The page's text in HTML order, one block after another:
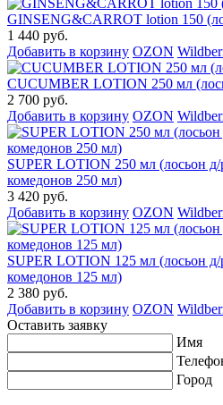
GINSENG&CARROT lotion 150
1 440 руб.
Добавить в корзину OZON
CUCUMBER LOTION 250 мл
2 700 руб.
Добавить в корзину OZON
SUPER LOTION 250 мл (лосьон д/
комедонов 250 мл)
3 420 руб.
Добавить в корзину OZON
SUPER LOTION 125 мл (лосьон д/
комедонов 125 мл)
2 380 руб.
Добавить в корзину OZON
Оставить заявку
Имя
Город